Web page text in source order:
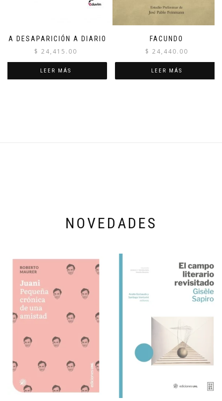
LA DESAPARICIÓN A DIARIO
$ 24,415.00
LEER MÁS
FACUNDO
$ 24,440.00
LEER MÁS
NOVEDADES